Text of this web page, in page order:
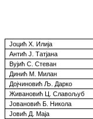
Јоцић Х .Илија
Антић Ј .Татјана
Вујић С Стеван
Динић М Милан
Дојчиновић Љ
Дарко
Живановић Ц Славољуб
Јовановић Б Никола
Јовић Д Маја